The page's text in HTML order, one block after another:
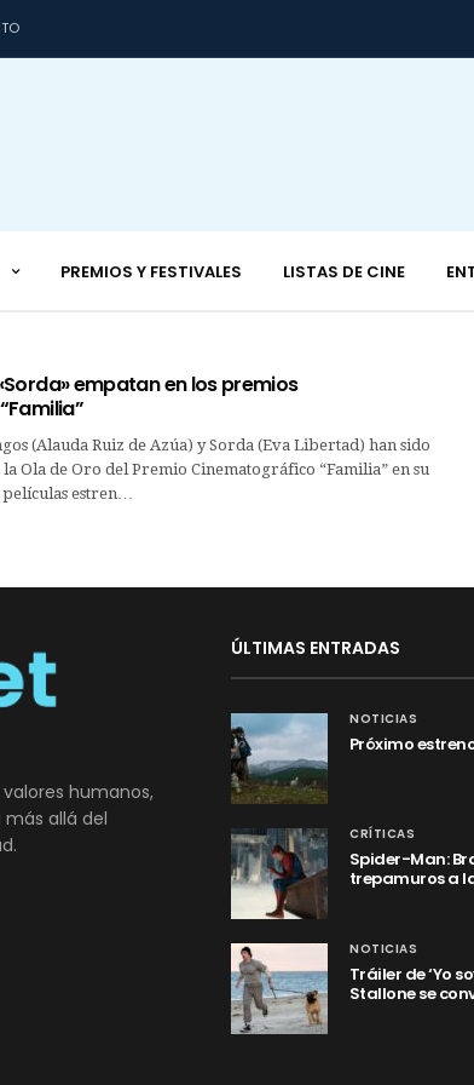
PREMIOS Y FESTIVALES LISTAS DE CINE
empatan en los premios
(Alauda Ruiz de Azúa) y Sorda (Eva Libertad) han sido
Ola de Oro del Premio Cinematográfico “Familia” en su
estren…
humanos,
allá del
ÚLTIMAS ENTRADAS
NOTICIAS
Próximo
CRÍTICAS
Spider-Man:
trepamuros a
NOTICIAS
Tráiler de ‘Yo
Stallone se